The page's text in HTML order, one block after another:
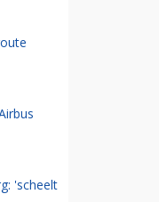
'scheelt